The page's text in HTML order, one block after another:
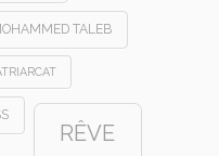
TALEB
RÊVE